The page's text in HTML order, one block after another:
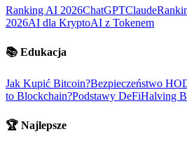
Ranking AI 2026ChatGPTClaude
2026AI dla KryptoAI z Tokenem
📚 Edukacja
Jak Kupić Bitcoin?Bezpieczeństwo
to Blockchain?Podstawy DeFiHalving
🏆 Najlepsze